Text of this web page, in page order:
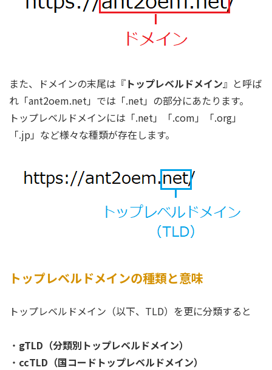
また、ドメインの末尾は『トップレベルドメイン』と呼ば
れ「ant2oem.net」では「.net」の部分にあたります。
トップレベルドメインには「.net」「.com」「.org」
「.jp」など様々な種類が存在します。
トップレベルドメインの種類と意味
トップレベルドメイン（以下、TLD）を更に分類すると
・ gTLD（分類別トップレベルドメイン）
・ ccTLD（国コードトップレベルドメイン）